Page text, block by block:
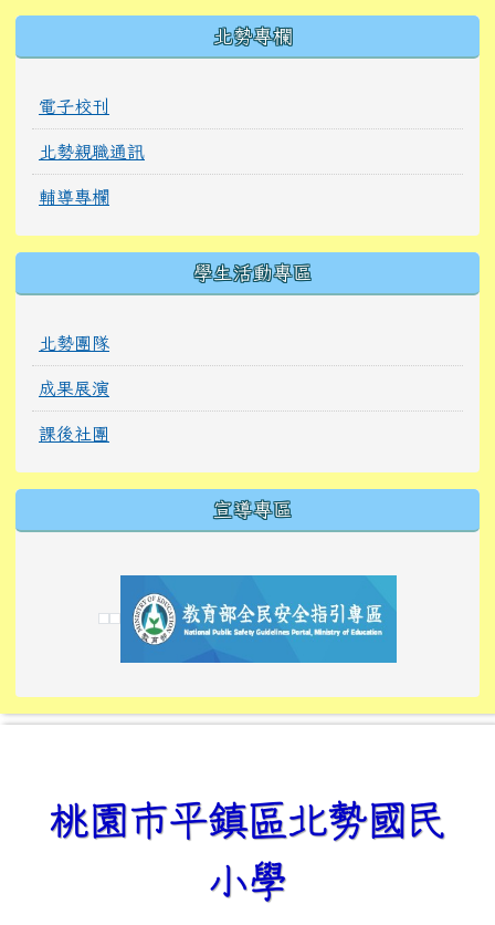
北勢專欄
電子校刊
北勢親職通訊
輔導專欄
學生活動專區
北勢團隊
成果展演
課後社團
宣導專區
link to https://
link to https://10000.gov.tw/
link to https://
link to https://10000.gov.tw/
link to https://
link to https://
link to https://i.win.org.tw/
link to https://
link to https://
link to https://
link to https://
桃園市平鎮區北勢國民
小學